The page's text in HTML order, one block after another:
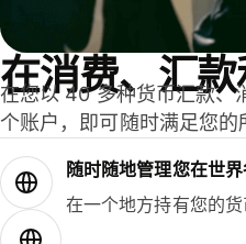
在消费、汇
在您以 40 多种货币汇款、
个账户，即可随时满足您的
随时随地管理您在世界
在一个地方持有您的货